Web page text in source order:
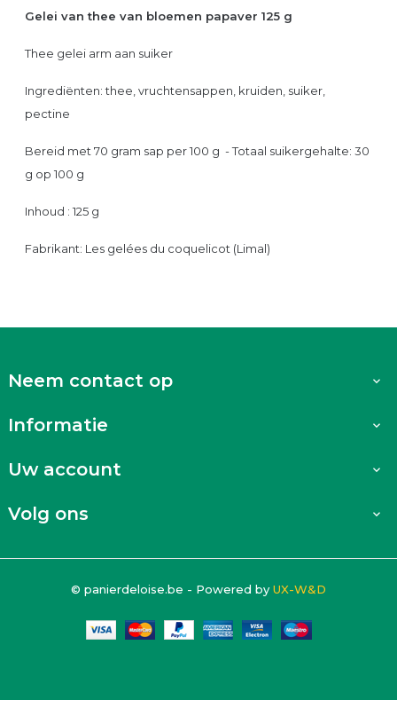
Gelei van thee van bloemen papaver 125 g
Thee gelei arm aan suiker
Ingrediënten: thee, vruchtensappen, kruiden, suiker,
pectine
Bereid met 70 gram sap per 100 g - Totaal suikergehalte: 30
g op 100 g
Inhoud : 125 g
Fabrikant: Les gelées du coquelicot (Limal)
Neem contact op 
Informatie 
Uw account 
Volg ons 
© panierdeloise.be - Powered by UX-W&D